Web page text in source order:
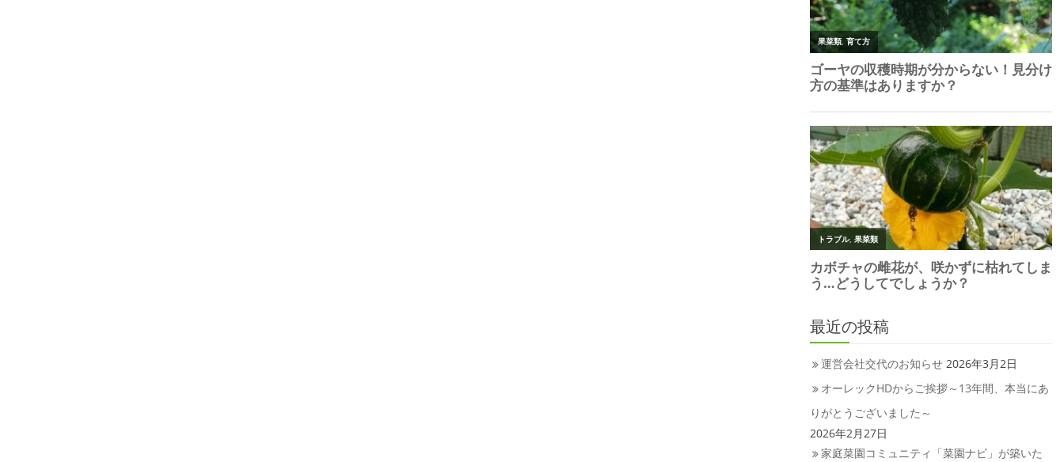
最近の投稿
運営会社交代のお知らせ 2026年3月2日
オーレックHDからご挨拶～13年間、本当にあ
りがとうございました～
2026年2月27日
家庭菜園コミュニティ「菜園ナビ」が築いた